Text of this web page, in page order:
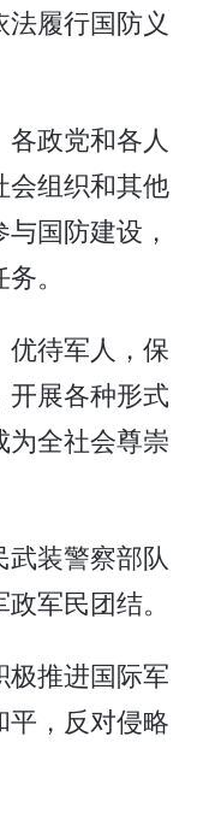
履行国防义
政党和各人
会组织和其他
国防建设，
。
待军人，保
开展各种形式
为全社会尊崇
装警察部队
军民团结。
推进国际军
，反对侵略